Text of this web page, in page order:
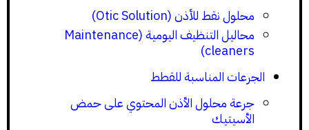
محلول نقط للأذن (Otic Solution)
محاليل التنظيف اليومية (Maintenance
cleaners)
الجرعات المناسبة للقطط
جرعة محلول الأذن المحتوي على حمض
الأسيتيك